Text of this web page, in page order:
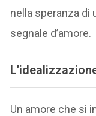
nella speranza di
segnale d’amore.
Un amore che si